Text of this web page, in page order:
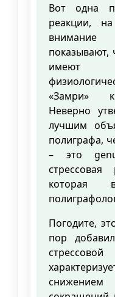
Вот одна
реакции,
показывают,
имеют
«Замри»
Неверно
лучшим
полиграфа,
– это
Погодите,
пор